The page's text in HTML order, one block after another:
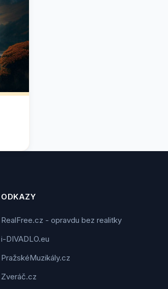
ODKAZY
RealFree.cz - opravdu bez realitky
i-DIVADLO.eu
PražskéMuzikály.cz
Zveráč.cz